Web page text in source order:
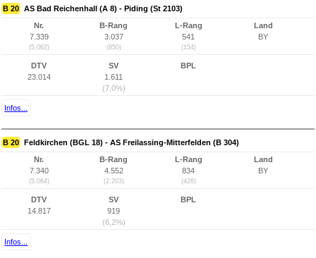
B 20 AS Bad Reichenhall (A 8) - Piding (St 2103)
Nr.
7.339
(5.062)
B-Rang
3.037
(850)
L-Rang
541
(154)
Land
BY
DTV
23.014
SV
1.611
(7,0%)
BPL
Infos...
B 20 Feldkirchen (BGL 18) - AS Freilassing-Mitterfelden (B 304)
Nr.
7.340
(5.064)
B-Rang
4.552
(2.203)
L-Rang
834
(426)
Land
BY
DTV
14.817
SV
919
(6,2%)
BPL
Infos...